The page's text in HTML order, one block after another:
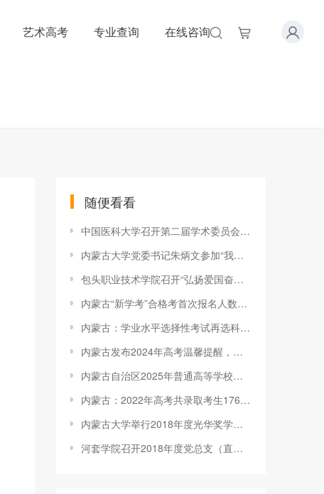
艺术高考 专业查询 在线咨询
随便看看
中国医科大学召开第二届学术委员会第八次会议
内蒙古大学党委书记朱炳文参加“我的肩膀——能挑多重的担子”
包头职业技术学院召开“弘扬爱国奋斗精神、建功立业新时代”活动
内蒙古“新学考”合格考首次报名人数共计155476人
内蒙古：学业水平选择性考试再选科目等级转换分数办法发布
内蒙古发布2024年高考温馨提醒，高考着装上有什么要求？
内蒙古自治区2025年普通高等学校招生体育类专业统一考试各盟市考生考试时间安排公告
内蒙古：2022年高考共录取考生176981人
内蒙古大学举行2018年度光华奖学金颁奖仪式
河套学院召开2018年度党总支（直属支部）书记抓党建述职评议大会